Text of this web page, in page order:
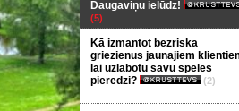
Daugaviņu ielūdz!
(5)
Kā izmantot bezriska
griezienus jaunajiem
lai uzlabotu savu spēles
pieredzi?
(2)